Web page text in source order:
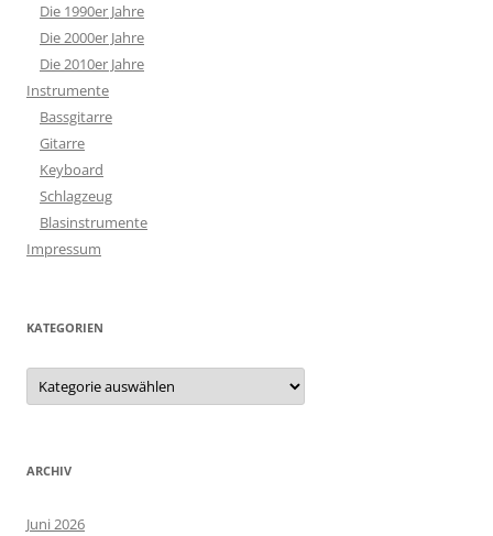
Die 1990er Jahre
Die 2000er Jahre
Die 2010er Jahre
Instrumente
Bassgitarre
Gitarre
Keyboard
Schlagzeug
Blasinstrumente
Impressum
KATEGORIEN
Kategorien
ARCHIV
Juni 2026